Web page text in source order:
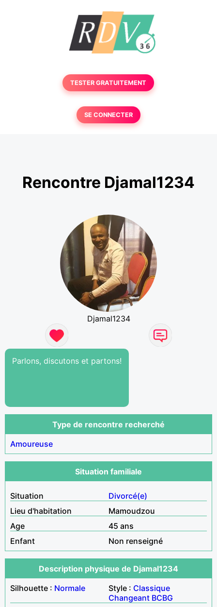
TESTER GRATUITEMENT
SE CONNECTER
Rencontre Djamal1234
Djamal1234
Parlons, discutons et partons!
Type de rencontre recherché
Amoureuse
Situation familiale
Situation
Divorcé(e)
Lieu d'habitation
Mamoudzou
Age
45 ans
Enfant
Non renseigné
Description physique de Djamal1234
Silhouette : Normale Style : Classique
Changeant BCBG